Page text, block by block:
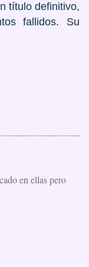
título definitivo,
fallidos. Su
en ellas pero